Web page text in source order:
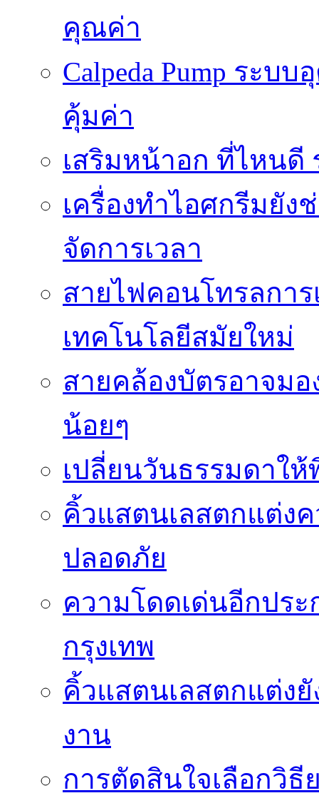
คุณค่า
Calpeda Pump ระบ
คุ้มค่า
เสริมหน้าอก ที่ไหนดี
เครื่องทำไอศกรีมยัง
จัดการเวลา
สายไฟคอนโทรลกา
เทคโนโลยีสมัยใหม่
สายคล้องบัตรอาจมอ
น้อยๆ
เปลี่ยนวันธรรมดาใ
คิ้วแสตนเลสตกแต่ง
ปลอดภัย
ความโดดเด่นอีกปร
กรุงเทพ
คิ้วแสตนเลสตกแต่ง
งาน
การตัดสินใจเลือกวิ